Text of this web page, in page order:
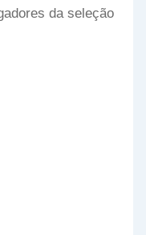
da seleção